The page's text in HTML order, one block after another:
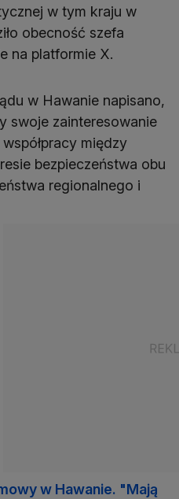
w tym kraju w
obecność szefa
na platformie X.
w Hawanie napisano,
swoje zainteresowanie
między
bezpieczeństwa obu
regionalnego i
w Hawanie. "Mają